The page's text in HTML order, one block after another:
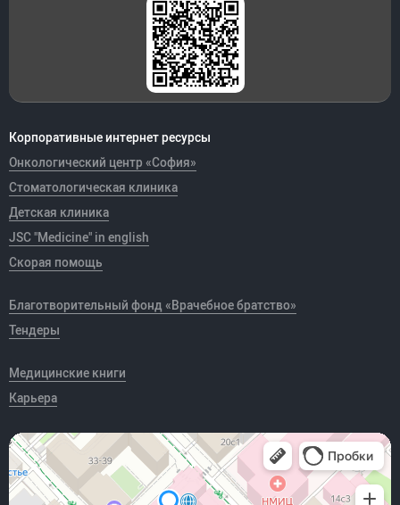
Корпоративные интернет ресурсы
Онкологический центр «София»
Стоматологическая клиника
Детская клиника
JSC "Medicine" in english
Скорая помощь
Благотворительный фонд «Врачебное братство»
Тендеры
Медицинские книги
Карьера